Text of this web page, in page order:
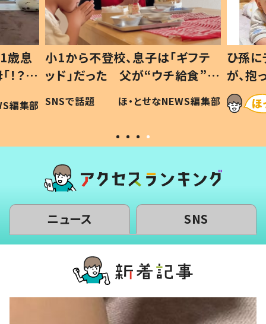
歳息
？」
編集部
小1から不登校、息子は「ギフテ
ッド」だった 父が“ウチ給食”を
作り続ける理由とは #令和の親
#令和の子
SNSで話題 ほ・とせなNEWS編集部
ひ孫
が、
「涙が
い」
ニュース SNS